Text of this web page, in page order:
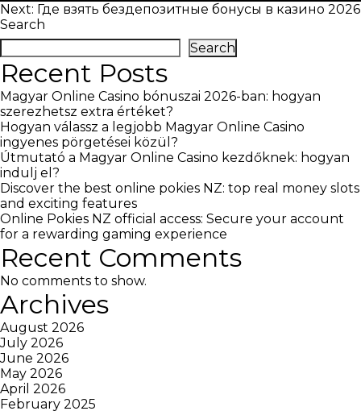
Post
navigation
Next: Где взять бездепозитные бонусы в казино 2026
Search
Search
Recent Posts
Magyar Online Casino bónuszai 2026-ban: hogyan
szerezhetsz extra értéket?
Hogyan válassz a legjobb Magyar Online Casino
ingyenes pörgetései közül?
Útmutató a Magyar Online Casino kezdőknek: hogyan
indulj el?
Discover the best online pokies NZ: top real money slots
and exciting features
Online Pokies NZ official access: Secure your account
for a rewarding gaming experience
Recent Comments
No comments to show.
Archives
August 2026
July 2026
June 2026
May 2026
April 2026
February 2025